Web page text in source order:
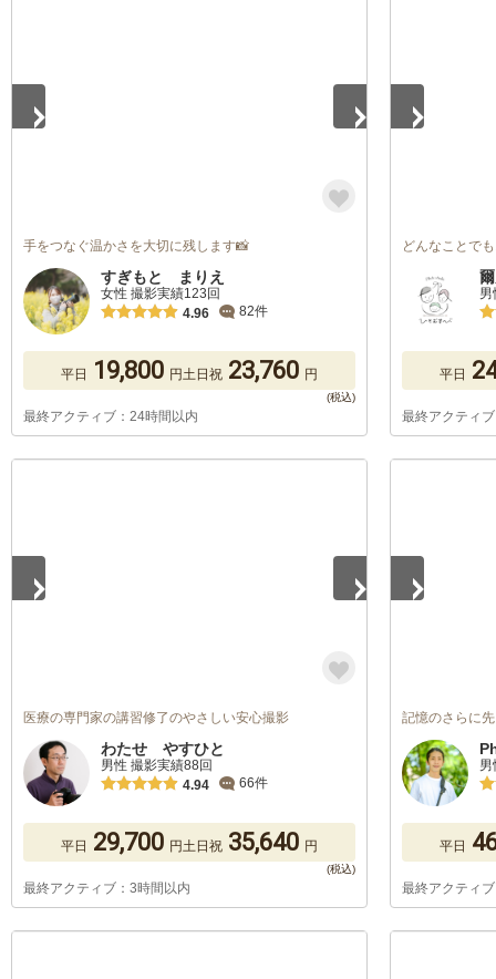
手をつなぐ温かさを大切に残します📸
すぎもと まりえ
女性 撮影実績123回
4.96
82件
平日 19,800 円土日祝 23,760 円
最終アクティブ：24時間以内
どんなことで
平日
最終アクティ
医療の専門家の講習修了のやさしい安心撮影
わたせ やすひと
男性 撮影実績88回
4.94
66件
平日 29,700 円土日祝 35,640 円
最終アクティブ：3時間以内
記憶のさらに
平日
最終アクティ